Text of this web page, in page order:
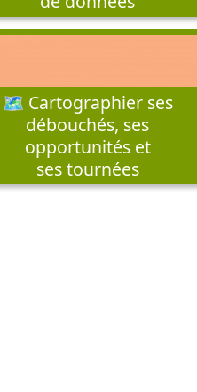
🗺️ Cartographier ses
débouchés, ses
opportunités et
ses tournées